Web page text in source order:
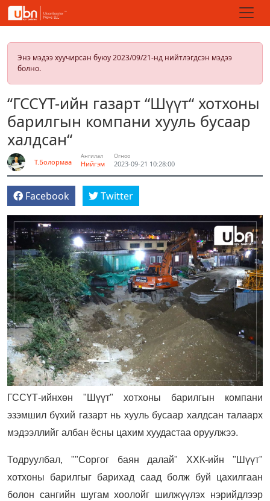
Энэ мэдээ хуучирсан буюу 2023/09/21-нд нийтлэгдсэн мэдээ
болно.
“ГССҮТ-ийн газарт “Шүүт“ хотхоны
барилгын компани хууль бусаар
халдсан“
Т.Болормаа
Ангилал
Нийгэм
Огноо
2023-09-21 10:28:00
Facebook Twitter
ГССҮТ-ийнхөн "Шүүт" хотхоны барилгын компани
эзэмшил бүхий газарт нь хууль бусаар халдсан талаарх
мэдээллийг албан ёсны цахим хуудастаа оруулжээ.
Тодруулбал, ""Соргог баян далай" ХХК-ийн "Шүүт"
хотхоны барилгыг барихад саад болж буй цахилгаан
болон сангийн шугам хоолойг шилжүүлэх нэрийдлээр